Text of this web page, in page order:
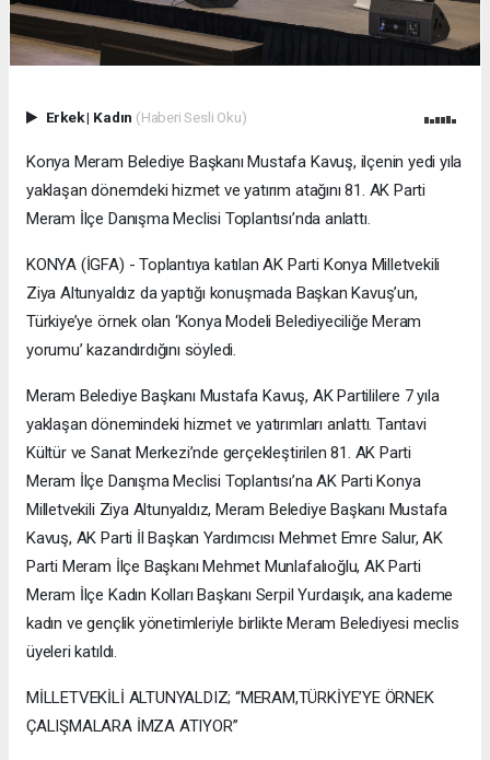
Erkek| Kadın (Haberi Sesli Oku)
Konya Meram Belediye Başkanı Mustafa Kavuş, ilçenin yedi yıla
yaklaşan dönemdeki hizmet ve yatırım atağını 81. AK Parti
Meram İlçe Danışma Meclisi Toplantısı’nda anlattı.
KONYA (İGFA) - Toplantıya katılan AK Parti Konya Milletvekili
Ziya Altunyaldız da yaptığı konuşmada Başkan Kavuş’un,
Türkiye’ye örnek olan ‘Konya Modeli Belediyeciliğe Meram
yorumu’ kazandırdığını söyledi.
Meram Belediye Başkanı Mustafa Kavuş, AK Partililere 7 yıla
yaklaşan dönemindeki hizmet ve yatırımları anlattı. Tantavi
Kültür ve Sanat Merkezi’nde gerçekleştirilen 81. AK Parti
Meram İlçe Danışma Meclisi Toplantısı’na AK Parti Konya
Milletvekili Ziya Altunyaldız, Meram Belediye Başkanı Mustafa
Kavuş, AK Parti İl Başkan Yardımcısı Mehmet Emre Salur, AK
Parti Meram İlçe Başkanı Mehmet Munlafalıoğlu, AK Parti
Meram İlçe Kadın Kolları Başkanı Serpil Yurdaışık, ana kademe
kadın ve gençlik yönetimleriyle birlikte Meram Belediyesi meclis
üyeleri katıldı.
MİLLETVEKİLİ ALTUNYALDIZ; “MERAM,TÜRKİYE’YE ÖRNEK
ÇALIŞMALARA İMZA ATIYOR”